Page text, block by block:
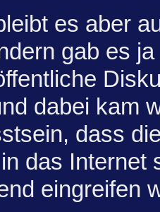
es aber
gab es
dabei kam
dass
das Internet
eingreifen